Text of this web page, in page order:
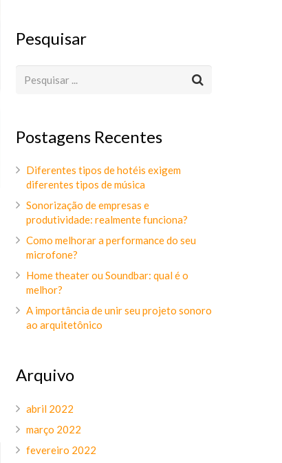
Pesquisar
Postagens Recentes
Diferentes tipos de hotéis exigem
diferentes tipos de música
Sonorização de empresas e
produtividade: realmente funciona?
Como melhorar a performance do seu
microfone?
Home theater ou Soundbar: qual é o
melhor?
A importância de unir seu projeto sonoro
ao arquitetônico
Arquivo
abril 2022
março 2022
fevereiro 2022